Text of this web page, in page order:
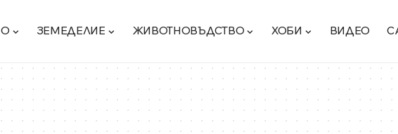
ЗЕМЕДЕЛИЕ ЖИВОТНОВЪДСТВО ХОБИ ВИДЕО